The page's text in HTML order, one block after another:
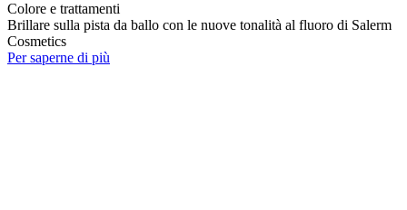
Colore e trattamenti
Brillare sulla pista da ballo con le nuove tonalità al fluoro di Salerm
Cosmetics
Per saperne di più